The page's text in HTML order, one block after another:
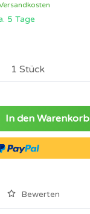
5 Tage
In den Warenkorb
Bewerten